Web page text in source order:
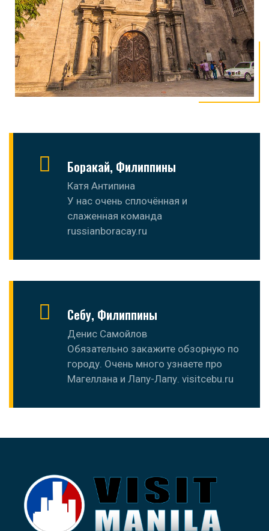
Боракай, Филиппины
Катя Антипина
У нас очень сплочённая и
слаженная команда
russianboracay.ru
Себу, Филиппины
Денис Самойлов
Обязательно закажите обзорную по
городу. Очень много узнаете про
Магеллана и Лапу-Лапу. visitcebu.ru